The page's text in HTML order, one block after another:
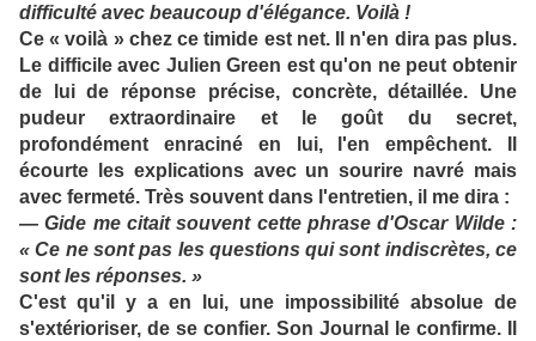
difficulté avec beaucoup d'élégance. Voilà !
Ce « voilà » chez ce timide est net. Il n'en dira pas plus.
Le difficile avec Julien Green est qu'on ne peut obtenir
de lui de réponse précise, concrète, détaillée. Une
pudeur extraordinaire et le goût du secret,
profondément enraciné en lui, l'en empêchent. Il
écourte les explications avec un sourire navré mais
avec fermeté. Très souvent dans l'entretien, il me dira :
— Gide me citait souvent cette phrase d'Oscar Wilde :
« Ce ne sont pas les questions qui sont indiscrètes, ce
sont les réponses. »
C'est qu'il y a en lui, une impossibilité absolue de
s'extérioriser, de se confier. Son Journal le confirme. Il